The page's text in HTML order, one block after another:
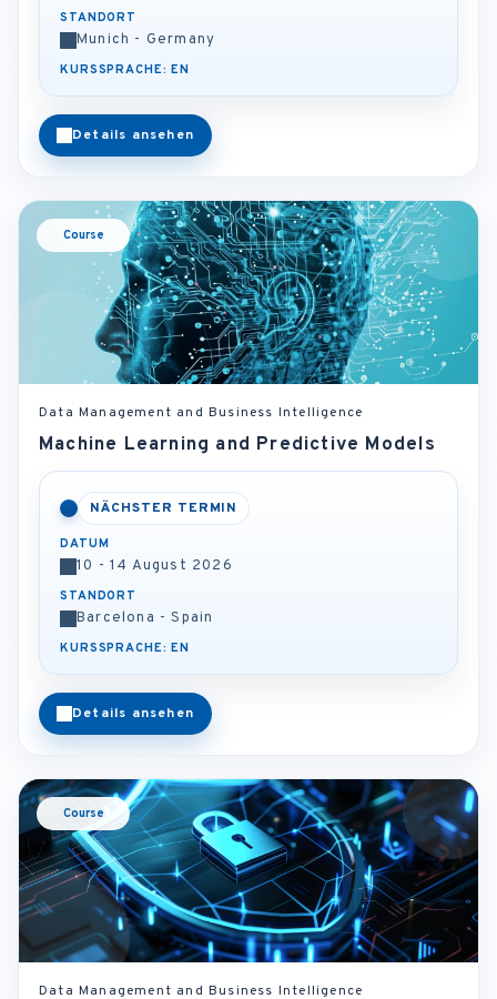
STANDORT
Munich - Germany
KURSSPRACHE: EN
Details ansehen
Course
Data Management and Business Intelligence
Machine Learning and Predictive Models
NÄCHSTER TERMIN
DATUM
10 - 14 August 2026
STANDORT
Barcelona - Spain
KURSSPRACHE: EN
Details ansehen
Course
Data Management and Business Intelligence